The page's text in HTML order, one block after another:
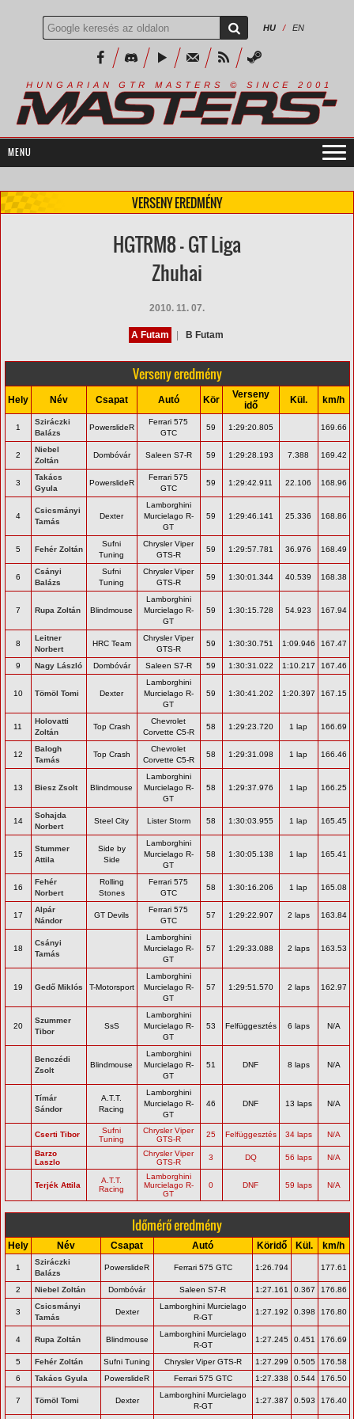
HU / EN
H U N G A R I A N G T R M A S T E R S © S I N C E 2 0 0 1
VERSENY EREDMÉNY
HGTRM8 - GT Liga
Zhuhai
2010. 11. 07.
A Futam B Futam
Verseny eredmény
Hely Név Csapat Autó Kör
Verseny
idő
Kül. km/h
1
Sziráczki
Balázs
PowerslideR
Ferrari 575
GTC
59 1:29:20.805 169.66
2
Niebel
Zoltán
Dombóvár Saleen S7-R 59 1:29:28.193 7.388 169.42
3
Takács
Gyula
PowerslideR
Ferrari 575
GTC
59 1:29:42.911 22.106 168.96
4
Csicsmányi
Tamás
Dexter
Lamborghini
Murcielago R-
GT
59 1:29:46.141 25.336 168.86
5 Fehér Zoltán
Sufni
Tuning
Chrysler Viper
GTS-R
59 1:29:57.781 36.976 168.49
6
Csányi
Balázs
Sufni
Tuning
Chrysler Viper
GTS-R
59 1:30:01.344 40.539 168.38
7 Rupa Zoltán Blindmouse
Lamborghini
Murcielago R-
GT
59 1:30:15.728 54.923 167.94
8
Leitner
Norbert
HRC Team
Chrysler Viper
GTS-R
59 1:30:30.751 1:09.946 167.47
9 Nagy László Dombóvár Saleen S7-R 59 1:30:31.022 1:10.217 167.46
10 Tömöl Tomi Dexter
Lamborghini
Murcielago R-
GT
59 1:30:41.202 1:20.397 167.15
11
Holovatti
Zoltán
Top Crash
Chevrolet
Corvette C5-R
58 1:29:23.720 1 lap 166.69
12
Balogh
Tamás
Top Crash
Chevrolet
Corvette C5-R
58 1:29:31.098 1 lap 166.46
13 Biesz Zsolt Blindmouse
Lamborghini
Murcielago R-
GT
58 1:29:37.976 1 lap 166.25
14
Sohajda
Norbert
Steel City Lister Storm 58 1:30:03.955 1 lap 165.45
15
Stummer
Attila
Side by
Side
Lamborghini
Murcielago R-
GT
58 1:30:05.138 1 lap 165.41
16
Fehér
Norbert
Rolling
Stones
Ferrari 575
GTC
58 1:30:16.206 1 lap 165.08
17
Alpár
Nándor
GT Devils
Ferrari 575
GTC
57 1:29:22.907 2 laps 163.84
18
Csányi
Tamás
Lamborghini
Murcielago R-
GT
57 1:29:33.088 2 laps 163.53
19 Gedő Miklós T-Motorsport
Lamborghini
Murcielago R-
GT
57 1:29:51.570 2 laps 162.97
20
Szummer
Tibor
SsS
Lamborghini
Murcielago R-
GT
53 Felfüggesztés 6 laps N/A
Benczédi
Zsolt
Blindmouse
Lamborghini
Murcielago R-
GT
51 DNF 8 laps N/A
Tímár
Sándor
A.T.T.
Racing
Lamborghini
Murcielago R-
GT
46 DNF 13 laps N/A
Cserti Tibor
Sufni
Tuning
Chrysler Viper
GTS-R
25 Felfüggesztés 34 laps N/A
Barzo
Laszlo
Chrysler Viper
GTS-R
3 DQ 56 laps N/A
Terjék Attila
A.T.T.
Racing
Lamborghini
Murcielago R-
GT
0 DNF 59 laps N/A
Időmérő eredmény
Hely Név Csapat Autó Köridő Kül. km/h
1
Sziráczki
Balázs
PowerslideR Ferrari 575 GTC 1:26.794 177.61
2 Niebel Zoltán Dombóvár Saleen S7-R 1:27.161 0.367 176.86
3
Csicsmányi
Tamás
Dexter
Lamborghini Murcielago
R-GT
1:27.192 0.398 176.80
4 Rupa Zoltán Blindmouse
Lamborghini Murcielago
R-GT
1:27.245 0.451 176.69
5 Fehér Zoltán Sufni Tuning Chrysler Viper GTS-R 1:27.299 0.505
176.58
6
Takács Gyula PowerslideR Ferrari 575 GTC 1:27.338 0.544 176.50
7 Tömöl Tomi Dexter
Lamborghini Murcielago
R-GT
1:27.387 0.593 176.40